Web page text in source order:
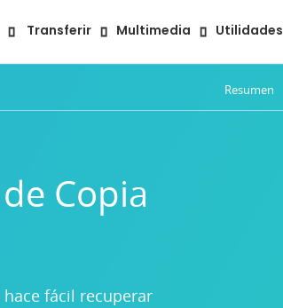
Transferir Multimedia Utilidades
Resumen
Copia
hace fácil recuperar